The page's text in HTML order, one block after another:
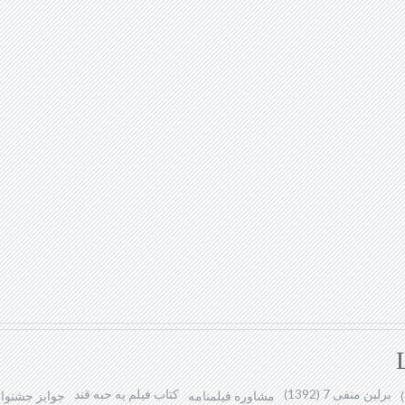
جوایز کتاب فیلم یه حبه قند مشاوره فیلمنامه برلین منفی 7 (1392)